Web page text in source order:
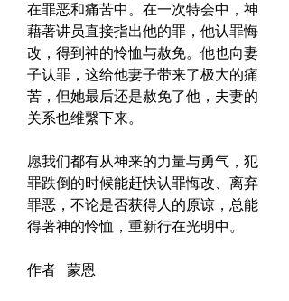
在罪恶和痛苦中。在一次特会中，神
藉著讲员直接指出他的罪，他认罪悔
改，得到神的怜恤与赦免。他也向妻
子认罪，这给他妻子带来了极大的痛
苦，但她最后还是赦免了他，夫妻的
关系也维繫下来。
愿我们都有从神来的力量与勇气，犯
罪跌倒的时候能赶快认罪悔改、离弃
罪恶，不论是否获得人的原谅，总能
得著神的怜恤，重新行在光明中。
作者   蒙恩